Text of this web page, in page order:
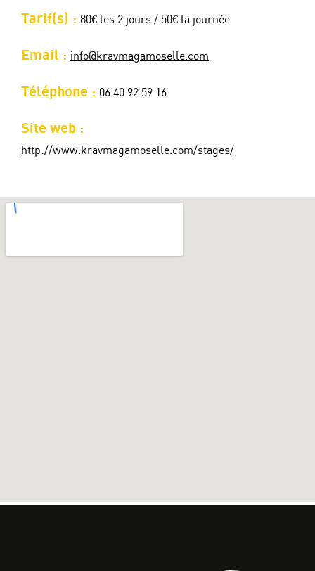
Tarif(s) : 80€ les 2 jours / 50€ la journée
Email : info@kravmagamoselle.com
Téléphone : 06 40 92 59 16
Site web :
http://www.kravmagamoselle.com/stages/